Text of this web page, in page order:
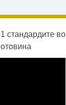
стандардите во